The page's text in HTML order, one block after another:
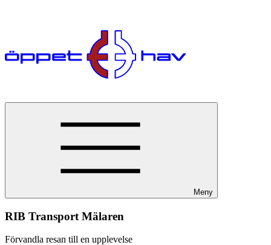
Meny
RIB Transport Mälaren
Förvandla resan till en upplevelse